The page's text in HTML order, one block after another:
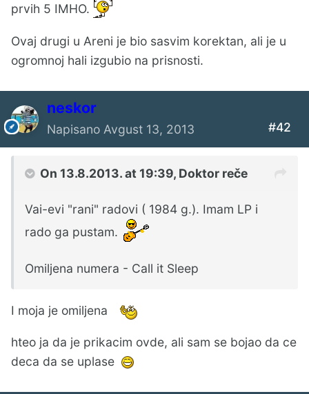
prvih 5 IMHO.
Ovaj drugi u Areni je bio sasvim korektan, ali je u
ogromnoj hali izgubio na prisnosti.
neskor
Napisano Avgust 13, 2013 #42
On 13.8.2013. at 19:39, Doktor reče
Vai-evi "rani" radovi ( 1984 g.). Imam LP i
rado ga pustam.
Omiljena numera - Call it Sleep
I moja je omiljena
hteo ja da je prikacim ovde, ali sam se bojao da ce
deca da se uplase